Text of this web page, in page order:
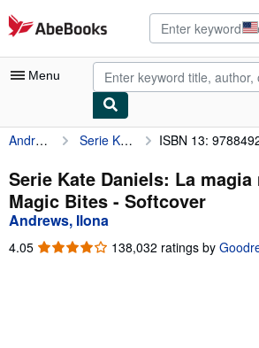
Skip to main content
AbeBooks.com
Menu
My Account
My Purchases
Advanced Search
Andrews, Ilona Serie Kate Daniels: La magia muerde: Magic Bites ISBN 13:
Serie Kate Daniels: La magia
Magic Bites - Softcover
Andrews, Ilona
4.05 4.05
138,032 ratings by